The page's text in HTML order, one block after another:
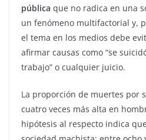
pública que no radica en una
un fenómeno multifactorial y,
el tema en los medios debe
afirmar causas como “se
trabajo” o cualquier juicio.
La proporción de muertes por
cuatro veces más alta en
hipótesis al respecto indica